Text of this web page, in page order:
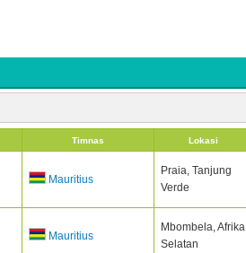
Timnas Lokasi
Mauritius
Praia, Tanjung
Verde
Mauritius
Mbombela, Afrika
Selatan